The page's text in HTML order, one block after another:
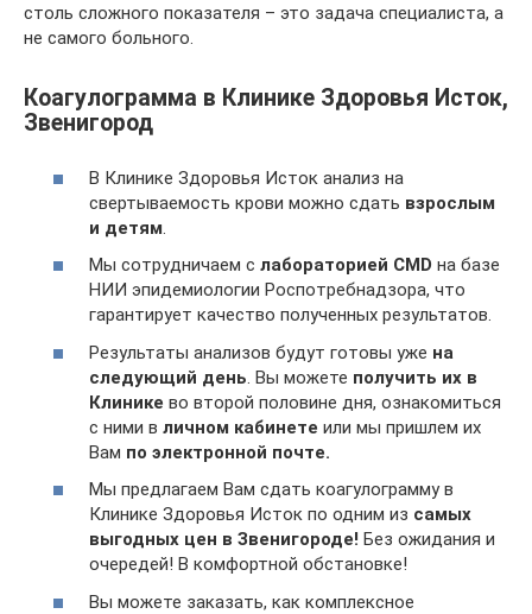
столь сложного показателя – это задача специалиста, а
не самого больного.
Коагулограмма в Клинике Здоровья Исток,
Звенигород
В Клинике Здоровья Исток анализ на
свертываемость крови можно сдать взрослым
и детям
Мы сотрудничаем с лабораторией CMD на базе
НИИ эпидемиологии Роспотребнадзора, что
гарантирует качество полученных результатов.
Результаты анализов будут готовы уже на
следующий день . Вы можете получить их в
Клинике во второй половине дня, ознакомиться
с ними в личном кабинете или мы пришлем их
Вам по электронной почте.
Мы предлагаем Вам сдать коагулограмму в
Клинике Здоровья Исток по одним из самых
выгодных цен в Звенигороде! Без ожидания и
очередей! В комфортной обстановке!
Вы можете заказать, как комплексное